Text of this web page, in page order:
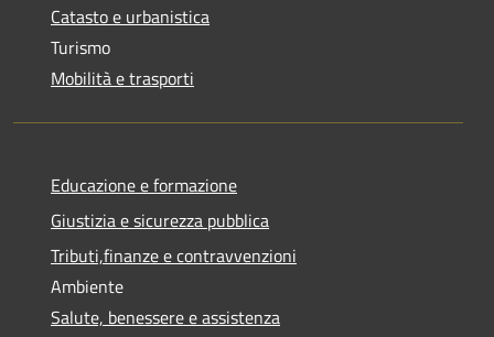
Catasto e urbanistica
Turismo
Mobilità e trasporti
Educazione e formazione
Giustizia e sicurezza pubblica
Tributi,finanze e contravvenzioni
Ambiente
Salute, benessere e assistenza